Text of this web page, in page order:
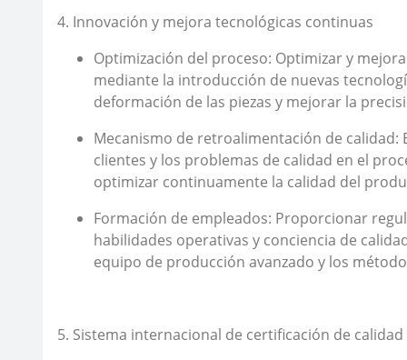
4. Innovación y mejora tecnológicas continuas
Optimización del proceso: Optimizar y
mediante la introducción de nuevas
deformación de las piezas y mejorar la
Mecanismo de retroalimentación de
clientes y los problemas de calidad en el
optimizar continuamente la calidad del
Formación de empleados: Proporcionar
habilidades operativas y conciencia de
equipo de producción avanzado y los
5. Sistema internacional de certificación de calidad